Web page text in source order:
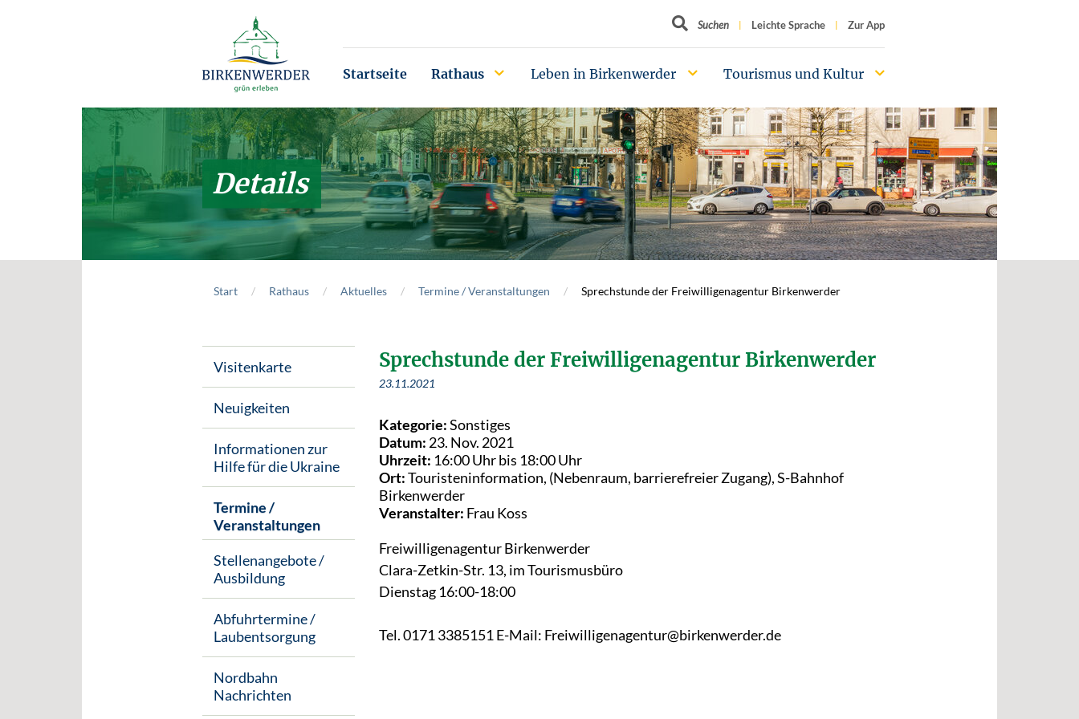
Suchbegriff
Suchen Leichte Sprache Zur App
Startseite Rathaus Leben in Birkenwerder Tourismus und Kultur
Details
Start Rathaus Aktuelles Termine / Veranstaltungen Sprechstunde der Freiwilligenagentur Birkenwerder
Visitenkarte
Neuigkeiten
Informationen zur
Hilfe für die Ukraine
Termine /
Veranstaltungen
Stellenangebote /
Ausbildung
Abfuhrtermine /
Laubentsorgung
Nordbahn
Nachrichten
Sprechstunde der Freiwilligenagentur Birkenwerder
23.11.2021
Kategorie:Sonstiges
Datum: 23. Nov. 2021
Uhrzeit: 16:00 Uhr bis 18:00 Uhr
Ort:Touristeninformation, (Nebenraum, barrierefreier Zugang), S-Bahnhof
Birkenwerder
Veranstalter: Frau Koss
Freiwilligenagentur Birkenwerder
Clara-Zetkin-Str. 13, im Tourismusbüro
Dienstag 16:00-18:00
Tel. 0171 3385151 E-Mail: Freiwilligenagentur@birkenwerder.de